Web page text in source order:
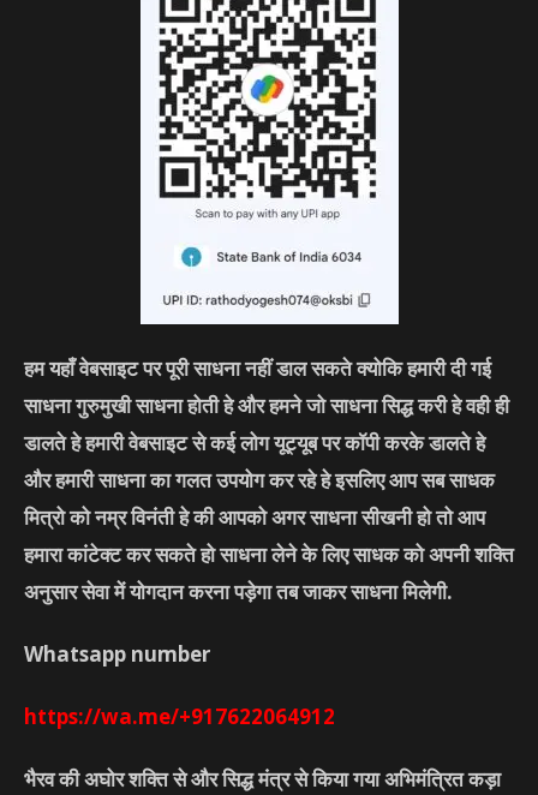
हम यहाँ वेबसाइट पर पूरी साधना नहीं डाल सकते क्योकि हमारी दी गई
साधना गुरुमुखी साधना होती हे और हमने जो साधना सिद्ध करी हे वही ही
डालते हे हमारी वेबसाइट से कई लोग यूट्यूब पर कॉपी करके डालते हे
और हमारी साधना का गलत उपयोग कर रहे हे इसलिए आप सब साधक
मित्रो को नम्र विनंती हे की आपको अगर साधना सीखनी हो तो आप
हमारा कांटेक्ट कर सकते हो साधना लेने के लिए साधक को अपनी शक्ति
अनुसार सेवा में योगदान करना पड़ेगा तब जाकर साधना मिलेगी.
Whatsapp number
https://wa.me/+917622064912
भैरव की अघोर शक्ति से और सिद्ध मंत्र से किया गया अभिमंत्रित कड़ा